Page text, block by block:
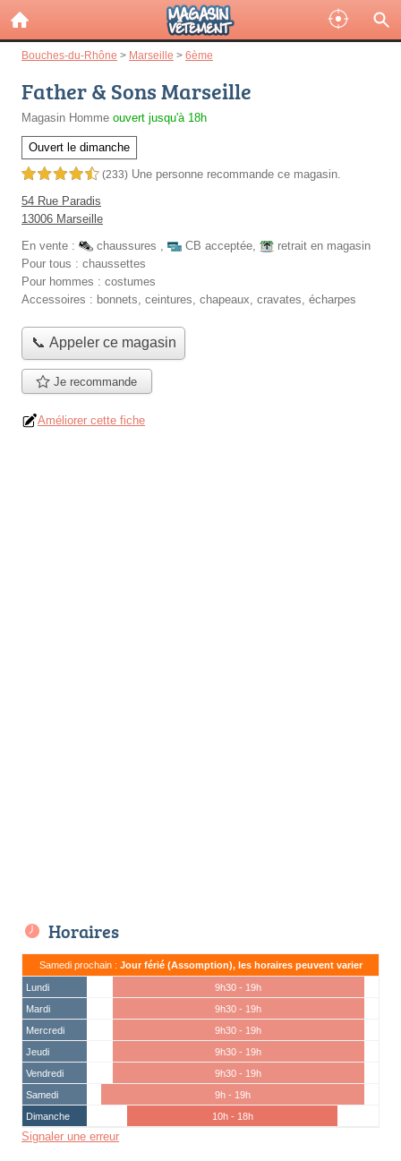
Bouches-du-Rhône > Marseille > 6ème
Father & Sons Marseille
Magasin Homme ouvert jusqu'à 18h
Ouvert le dimanche
4,5 étoiles sur 5 (233) Une personne recommande ce magasin.
54 Rue Paradis
13006 Marseille
En vente :
chaussures , CB acceptée,
retrait en magasin
Pour tous : chaussettes
Pour hommes : costumes
Accessoires : bonnets, ceintures, chapeaux, cravates, écharpes
📞 Appeler ce magasin
Je recommande
Améliorer cette fiche
Horaires
Samedi prochain : Jour férié (Assomption), les horaires peuvent varier
Lundi
9h30 - 19h
Mardi
9h30 - 19h
Mercredi
9h30 - 19h
Jeudi
9h30 - 19h
Vendredi
9h30 - 19h
Samedi
9h - 19h
Dimanche
10h - 18h
Signaler une erreur